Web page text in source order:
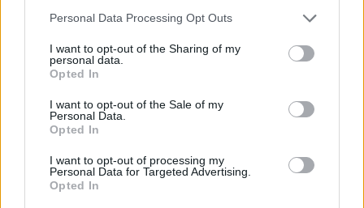
Personal Data Processing Opt Outs
I want to opt-out of the Sharing of my
personal data.
Opted In
I want to opt-out of the Sale of my
Personal Data.
Opted In
I want to opt-out of processing my
Personal Data for Targeted Advertising.
Opted In
képviselő, Adgur Harazia vitába keveredett az egyik
képviselőtársával, Kan Kvarcsiával. A vita hevében aztán
Harazia elővett egy lőfegyvert, amellyel több lövést leadott.
képviselő, Vahtang Golandzia...
KEDVES OLVASÓNK!
A keresett cikk a portfolio.hu hírarchívumához